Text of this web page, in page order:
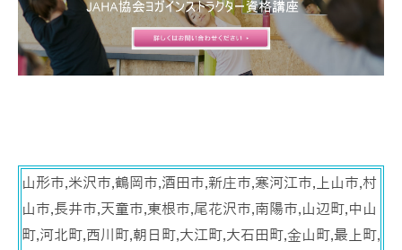
山形市,米沢市,鶴岡市,酒田市,新庄市,寒河江市,上山市,村
山市,長井市,天童市,東根市,尾花沢市,南陽市,山辺町,中山
町,河北町,西川町,朝日町,大江町,大石田町,金山町,最上町,